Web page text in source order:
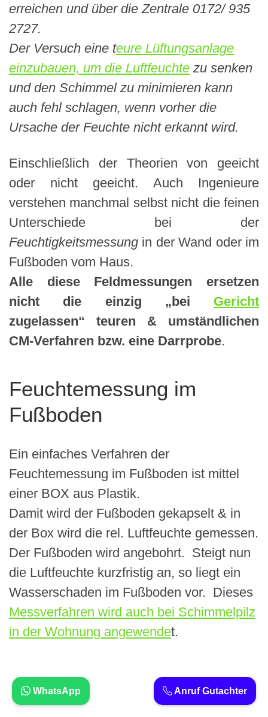
erreichen und über die Zentrale 0172/ 935
2727.
Der Versuch eine teure Lüftungsanlage
einzubauen, um die Luftfeuchte zu senken
und den Schimmel zu minimieren kann
auch fehl schlagen, wenn vorher die
Ursache der Feuchte nicht erkannt wird.
Einschließlich der Theorien von geeicht
oder nicht geeicht. Auch Ingenieure
verstehen manchmal selbst nicht die feinen
Unterschiede bei der
Feuchtigkeitsmessung in der Wand oder im
Fußboden vom Haus.
Alle diese Feldmessungen ersetzen
nicht die einzig „bei Gericht
zugelassen“ teuren & umständlichen
CM-Verfahren bzw. eine Darrprobe.
Feuchtemessung im
Fußboden
Ein einfaches Verfahren der
Feuchtemessung im Fußboden ist mittel
einer BOX aus Plastik.
Damit wird der Fußboden gekapselt & in
der Box wird die rel. Luftfeuchte gemessen.
Der Fußboden wird angebohrt. Steigt nun
die Luftfeuchte kurzfristig an, so liegt ein
Wasserschaden im Fußboden vor. Dieses
Messverfahren wird auch bei Schimmelpilz
in der Wohnung angewendet.
Anruf Gutachter
WhatsApp